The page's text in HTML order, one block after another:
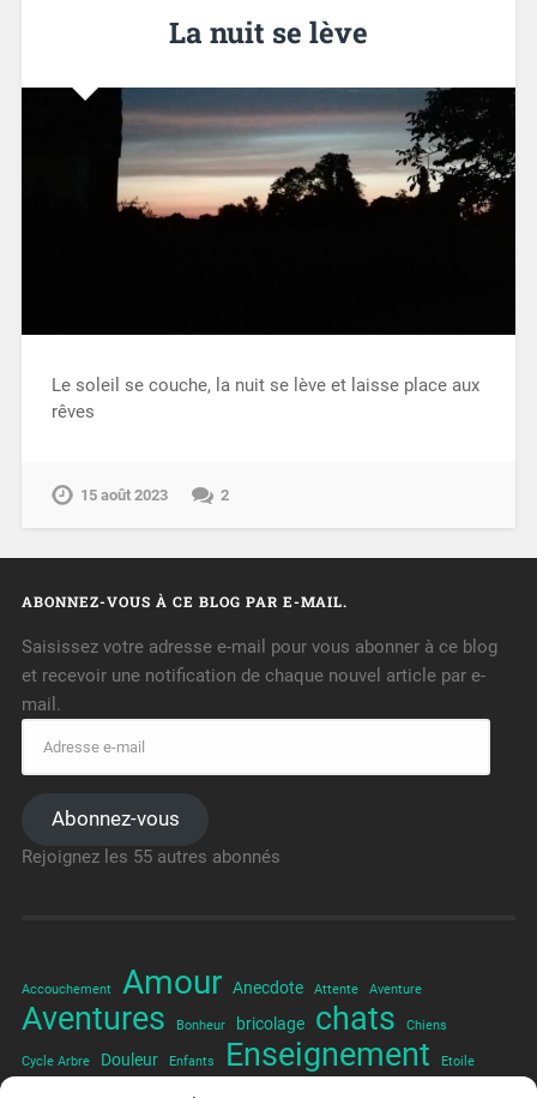
La nuit se lève
Le soleil se couche, la nuit se lève et laisse place aux
rêves
15 août 2023 2
ABONNEZ-VOUS À CE BLOG PAR E-MAIL.
Saisissez votre adresse e-mail pour vous abonner à ce blog
et recevoir une notification de chaque nouvel article par e-
mail.
Abonnez-vous
Rejoignez les 55 autres abonnés
Accouchement Amour Anecdote Attente Aventure
Aventures Bonheur bricolage chats Chiens
Cycle Arbre Douleur Enfants Enseignement Etoile
France